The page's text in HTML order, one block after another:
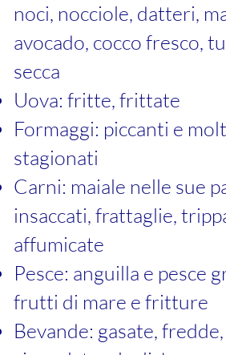
noci, nocciole, datteri,
avocado, cocco fresco,
secca
Uova: fritte, frittate
Formaggi: piccanti e
stagionati
Carni: maiale nelle sue
insaccati, frattaglie,
affumicate
Pesce: anguilla e pesce
frutti di mare e fritture
Bevande: gasate,